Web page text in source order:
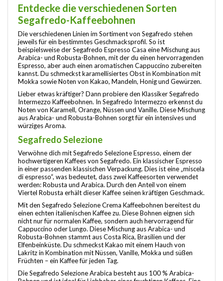
Entdecke die verschiedenen Sorten
Segafredo-Kaffeebohnen
Die verschiedenen Linien im Sortiment von Segafredo stehen
jeweils für ein bestimmtes Geschmacksprofil. So ist
beispielsweise der Segafredo Espresso Casa eine Mischung aus
Arabica- und Robusta-Bohnen, mit der du einen hervorragenden
Espresso, aber auch einen aromatischen Cappuccino zubereiten
kannst. Du schmeckst karamellisiertes Obst in Kombination mit
Mokka sowie Noten von Kakao, Mandeln, Honig und Gewürzen.
Lieber etwas kräftiger? Dann probiere den Klassiker Segafredo
Intermezzo Kaffeebohnen. In Segafredo Intermezzo erkennst du
Noten von Karamell, Orange, Nüssen und Vanille. Diese Mischung
aus Arabica- und Robusta-Bohnen sorgt für ein intensives und
würziges Aroma.
Segafredo Selezione
Verwöhne dich mit Segafredo Selezione Espresso, einem der
hochwertigeren Kaffees von Segafredo. Ein klassischer Espresso
in einer passenden klassischen Verpackung. Dies ist eine „miscela
di espresso“, was bedeutet, dass zwei Kaffeesorten verwendet
werden: Robusta und Arabica. Durch den Anteil von einem
Viertel Robusta erhält dieser Kaffee seinen kräftigen Geschmack.
Mit den Segafredo Selezione Crema Kaffeebohnen bereitest du
einen echten italienischen Kaffee zu. Diese Bohnen eignen sich
nicht nur für normalen Kaffee, sondern auch hervorragend für
Cappuccino oder Lungo. Diese Mischung aus Arabica- und
Robusta-Bohnen stammt aus Costa Rica, Brasilien und der
Elfenbeinküste. Du schmeckst Kakao mit einem Hauch von
Lakritz in Kombination mit Nüssen, Vanille, Mokka und süßen
Früchten – ein Kaffee für jeden Tag.
Die Segafredo Selezione Arabica besteht aus 100 % Arabica-